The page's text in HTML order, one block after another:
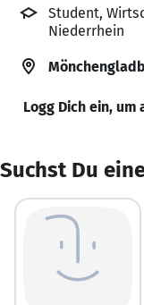
Student,
Niederrhein
Logg Dich ein, um
Suchst Du